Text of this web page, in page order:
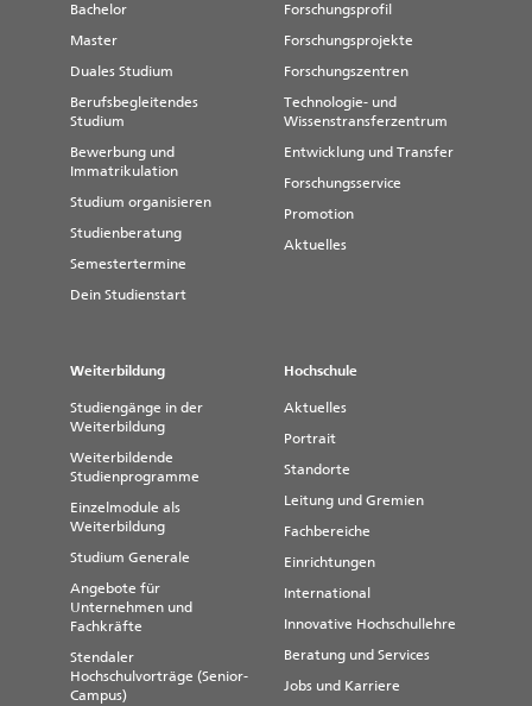
Bachelor
Master
Duales Studium
Berufsbegleitendes
Studium
Bewerbung und
Immatrikulation
Studium organisieren
Studienberatung
Semestertermine
Dein Studienstart
Forschungsprofil
Forschungsprojekte
Forschungszentren
Technologie- und
Wissenstransferzentrum
Entwicklung und Transfer
Forschungsservice
Promotion
Aktuelles
Weiterbildung
Studiengänge in der
Weiterbildung
Weiterbildende
Studienprogramme
Einzelmodule als
Weiterbildung
Studium Generale
Angebote für
Unternehmen und
Fachkräfte
Stendaler
Hochschulvorträge (Senior-
Campus)
Hochschule
Aktuelles
Portrait
Standorte
Leitung und Gremien
Fachbereiche
Einrichtungen
International
Innovative Hochschullehre
Beratung und Services
Jobs und Karriere